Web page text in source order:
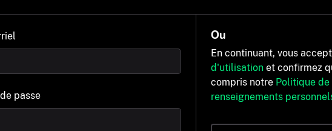
passe
Ou
En continuant, vous
d'utilisation et confirmez
compris notre Politique
renseignements